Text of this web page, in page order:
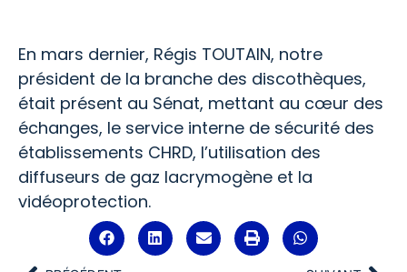
En mars dernier, Régis TOUTAIN, notre
président de la branche des discothèques,
était présent au Sénat, mettant au cœur des
échanges, le service interne de sécurité des
établissements CHRD, l’utilisation des
diffuseurs de gaz lacrymogène et la
vidéoprotection.